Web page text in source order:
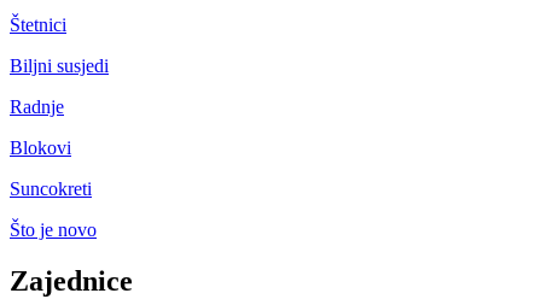
Štetnici
Biljni susjedi
Radnje
Blokovi
Suncokreti
Što je novo
Zajednice